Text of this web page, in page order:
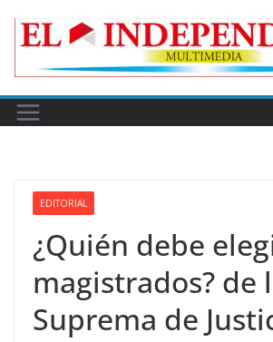
EDITORIAL
¿Quién debe
magistrados? de
Suprema de